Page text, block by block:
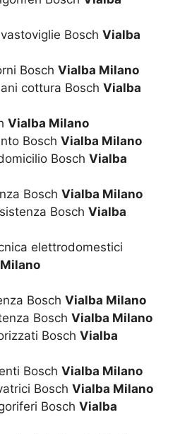
Bosch Vialba
Bosch Vialba Milano
cottura Bosch Vialba
Vialba Milano
Bosch Vialba Milano
Bosch Vialba
Bosch Vialba Milano
Bosch Vialba
elettrodomestici
Bosch Vialba Milano
Bosch Vialba Milano
Bosch Vialba
Bosch Vialba Milano
Bosch Vialba Milano
Bosch Vialba